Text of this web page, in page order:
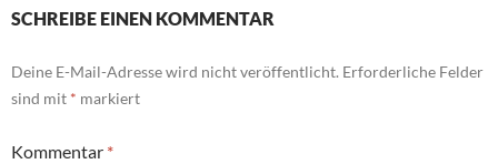
SCHREIBE EINEN KOMMENTAR
Deine E-Mail-Adresse wird nicht veröffentlicht. Erforderliche Felder
sind mit * markiert
Kommentar *